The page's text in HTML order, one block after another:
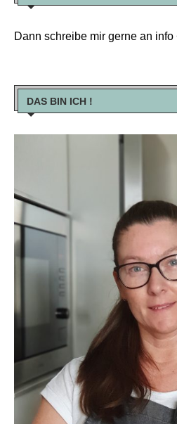
Dann schreibe mir gerne an
DAS BIN ICH !